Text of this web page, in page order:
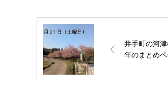
井手町の河
年のまとめ